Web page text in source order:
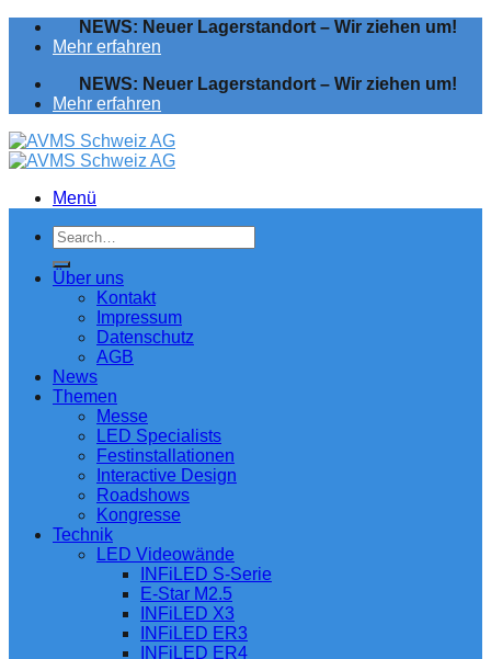
Zum
Inhalt
NEWS: Neuer Lagerstandort – Wir ziehen um!
Mehr erfahren
NEWS: Neuer Lagerstandort – Wir ziehen um!
Mehr erfahren
Menü
Über uns
Kontakt
Impressum
Datenschutz
AGB
News
Themen
Messe
LED Specialists
Festinstallationen
Interactive Design
Roadshows
Kongresse
Technik
LED Videowände
INFiLED S-Serie
E-Star M2.5
INFiLED X3
INFiLED ER3
INFiLED ER4